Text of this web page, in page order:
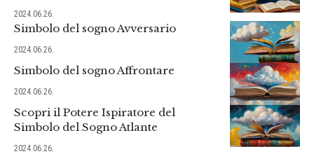
2024.06.26.
Simbolo del sogno Avversario
2024.06.26.
Simbolo del sogno Affrontare
2024.06.26.
Scopri il Potere Ispiratore del
Simbolo del Sogno Atlante
2024.06.26.